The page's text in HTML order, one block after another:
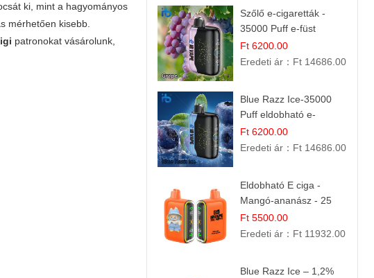
ki, mint a hagyományos
mérhetően kisebb.
patronokat vásárolunk,
Szőlő e-cigaretták -
35000 Puff e-füst
Ft 6200.00
Eredeti ár： Ft 14686.00
Blue Razz Ice-35000
Puff eldobható e-
cigaretta
Ft 6200.00
Eredeti ár： Ft 14686.00
Eldobható E ciga -
Mangó-ananász - 25
000 befújás
Ft 5500.00
Eredeti ár： Ft 11932.00
Blue Razz Ice – 1,2%